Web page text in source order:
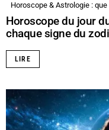
Horoscope & Astrologie :
Horoscope du jour
chaque signe du
LIRE